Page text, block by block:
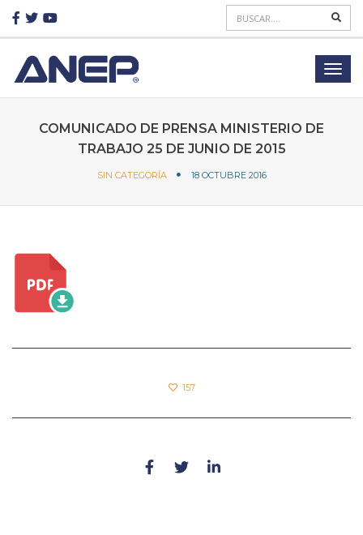
COMUNICADO DE PRENSA MINISTERIO DE
TRABAJO 25 DE JUNIO DE 2015
SIN CATEGORÍA 18 OCTUBRE 2016
157